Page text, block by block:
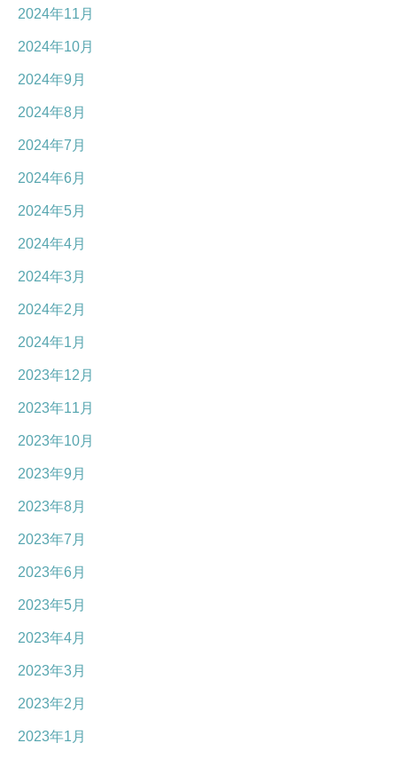
2024年11月
2024年10月
2024年9月
2024年8月
2024年7月
2024年6月
2024年5月
2024年4月
2024年3月
2024年2月
2024年1月
2023年12月
2023年11月
2023年10月
2023年9月
2023年8月
2023年7月
2023年6月
2023年5月
2023年4月
2023年3月
2023年2月
2023年1月